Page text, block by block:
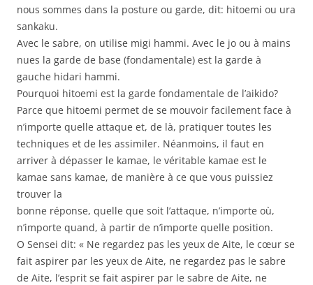
nous sommes dans la posture ou garde, dit: hitoemi ou ura
sankaku.
Avec le sabre, on utilise migi hammi. Avec le jo ou à mains
nues la garde de base (fondamentale) est la garde à
gauche hidari hammi.
Pourquoi hitoemi est la garde fondamentale de l’aikido?
Parce que hitoemi permet de se mouvoir facilement face à
n’importe quelle attaque et, de là, pratiquer toutes les
techniques et de les assimiler. Néanmoins, il faut en
arriver à dépasser le kamae, le véritable kamae est le
kamae sans kamae, de manière à ce que vous puissiez
trouver la
bonne réponse, quelle que soit l’attaque, n’importe où,
n’importe quand, à partir de n’importe quelle position.
O Sensei dit: « Ne regardez pas les yeux de Aite, le cœur se
fait aspirer par les yeux de Aite, ne regardez pas le sabre
de Aite, l’esprit se fait aspirer par le sabre de Aite, ne